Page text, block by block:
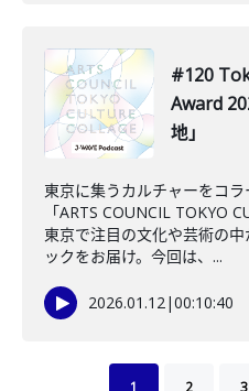
#120
Award
地」
東京に集うカルチャーをコ
「ARTS COUNCIL TOKYO
東京で注目の文化や芸術の
ックをお届け。今回は、...
2026.01.12|00:10:40
1 2 3